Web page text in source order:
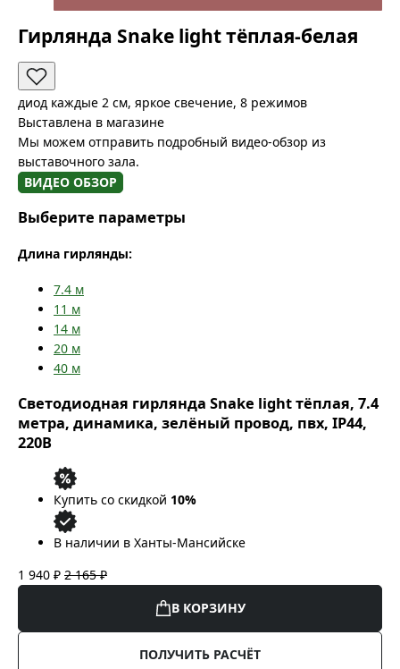
Гирлянда Snake light тёплая-белая
диод каждые 2 см, яркое свечение, 8 режимов
Выставлена в магазине
Мы можем отправить подробный видео-обзор из
выставочного зала.
ВИДЕО ОБЗОР
Выберите параметры
Длина гирлянды:
7.4 м
11 м
14 м
20 м
40 м
Светодиодная гирлянда Snake light тёплая, 7.4
метра, динамика, зелёный провод, пвх, IP44,
220В
Купить со скидкой 10%
В наличии в Ханты-Мансийске
1 940 ₽ 2 165 ₽
В КОРЗИНУ
ПОЛУЧИТЬ РАСЧЁТ